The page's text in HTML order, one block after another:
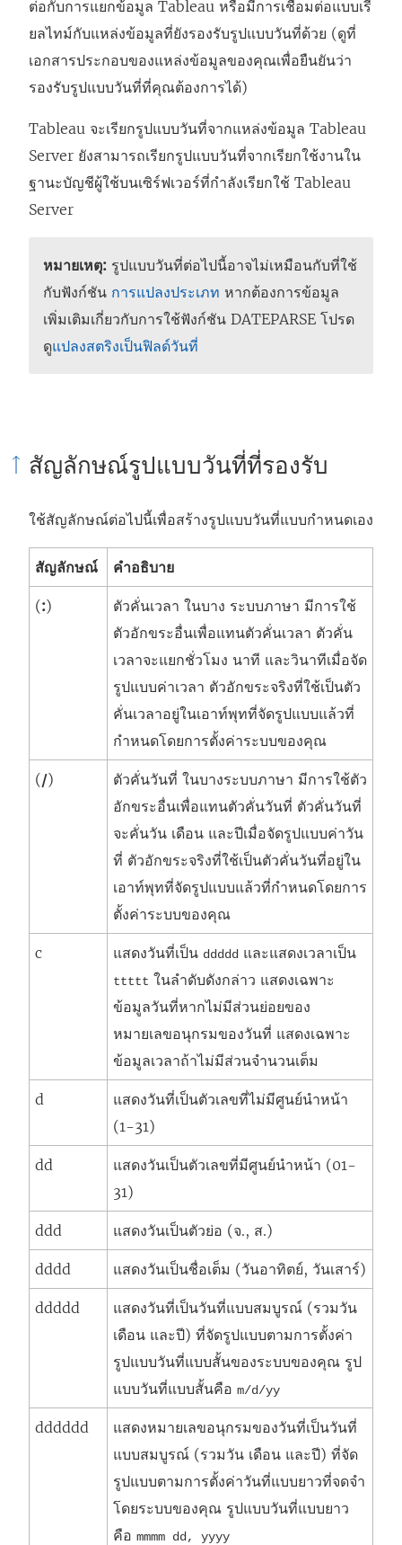
ต่อกับการแยกข้อมูล Tableau หรือมีการเชื่อมต่อแบบเรี
ยลไทม์กับแหล่งข้อมูลที่ยังรองรับรูปแบบวันที่ด้วย (ดูที่
เอกสารประกอบของแหล่งข้อมูลของคุณเพื่อยืนยันว่า
รองรับรูปแบบวันที่ที่คุณต้องการได้)
Tableau จะเรียกรูปแบบวันที่จากแหล่งข้อมูล Tableau
Server ยังสามารถเรียกรูปแบบวันที่จากเรียกใช้งานใน
ฐานะบัญชีผู้ใช้บนเซิร์ฟเวอร์ที่กำลังเรียกใช้ Tableau
Server
หมายเหตุ: รูปแบบวันที่ต่อไปนี้อาจไม่เหมือนกับที่ใช้
กับฟังก์ชัน การแปลงประเภท หากต้องการข้อมูล
เพิ่มเติมเกี่ยวกับการใช้ฟังก์ชัน DATEPARSE โปรด
ดูแปลงสตริงเป็นฟิลด์วันที่
สัญลักษณ์รูปแบบวันที่ที่รองรับ
ใช้สัญลักษณ์ต่อไปนี้เพื่อสร้างรูปแบบวันที่แบบกำหนดเอง
สัญลักษณ์ คำอธิบาย
(:) ตัวคั่นเวลา ในบาง ระบบภาษา มีการใช้
ตัวอักขระอื่นเพื่อแทนตัวคั่นเวลา ตัวคั่น
เวลาจะแยกชั่วโมง นาที และวินาทีเมื่อจัด
รูปแบบค่าเวลา ตัวอักขระจริงที่ใช้เป็นตัว
คั่นเวลาอยู่ในเอาท์พุทที่จัดรูปแบบแล้วที่
กำหนดโดยการตั้งค่าระบบของคุณ
(/) ตัวคั่นวันที่ ในบางระบบภาษา มีการใช้ตัว
อักขระอื่นเพื่อแทนตัวคั่นวันที่ ตัวคั่นวันที่
จะคั่นวัน เดือน และปีเมื่อจัดรูปแบบค่าวัน
ที่ ตัวอักขระจริงที่ใช้เป็นตัวคั่นวันที่อยู่ใน
เอาท์พุทที่จัดรูปแบบแล้วที่กำหนดโดยการ
ตั้งค่าระบบของคุณ
c แสดงวันที่เป็น ddddd และแสดงเวลาเป็น
ttttt ในลำดับดังกล่าว แสดงเฉพาะ
ข้อมูลวันที่หากไม่มีส่วนย่อยของ
หมายเลขอนุกรมของวันที่ แสดงเฉพาะ
ข้อมูลเวลาถ้าไม่มีส่วนจำนวนเต็ม
d
แสดงวันที่เป็นตัวเลขที่ไม่มีศูนย์นำหน้า
(1-31)
dd
แสดงวันเป็นตัวเลขที่มีศูนย์นำหน้า (01-
31)
ddd แสดงวันเป็นตัวย่อ (จ., ส.)
dddd แสดงวันเป็นชื่อเต็ม (วันอาทิตย์, วันเสาร์)
ddddd
แสดงวันที่เป็นวันที่แบบสมบูรณ์ (รวมวัน
เดือน และปี) ที่จัดรูปแบบตามการตั้งค่า
รูปแบบวันที่แบบสั้นของระบบของคุณ รูป
แบบวันที่แบบสั้นคือ m/d/yy
dddddd
แสดงหมายเลขอนุกรมของวันที่เป็นวันที่
แบบสมบูรณ์ (รวมวัน เดือน และปี) ที่จัด
รูปแบบตามการตั้งค่าวันที่แบบยาวที่จดจำ
โดยระบบของคุณ รูปแบบวันที่แบบยาว
คือ mmmm dd, yyyy